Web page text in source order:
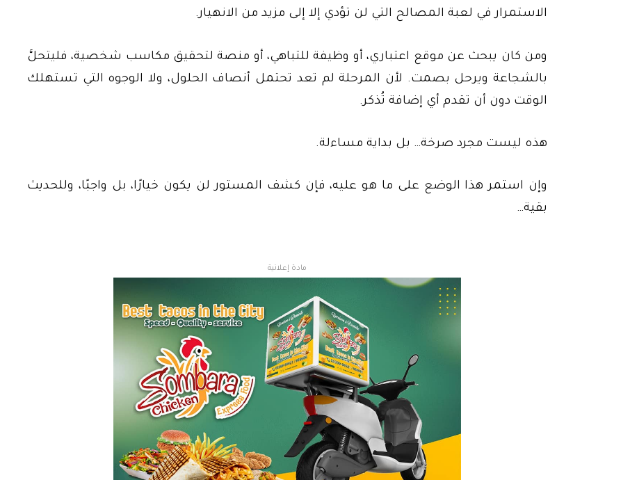
الاستمرار في لعبة المصالح التي لن تؤدي إلا إلى مزيد من الانهيار.
ومن كان يبحث عن موقع اعتباري، أو وظيفة للتباهي، أو منصة لتحقيق مكاسب شخصية، فليتحلَّ
بالشجاعة ويرحل بصمت. لأن المرحلة لم تعد تحتمل أنصاف الحلول، ولا الوجوه التي تستهلك
الوقت دون أن تقدم أي إضافة تُذكر.
هذه ليست مجرد صرخة… بل بداية مساءلة.
وإن استمر هذا الوضع على ما هو عليه، فإن كشف المستور لن يكون خيارًا، بل واجبًا، وللحديث
بقية…
مادة إعلانية